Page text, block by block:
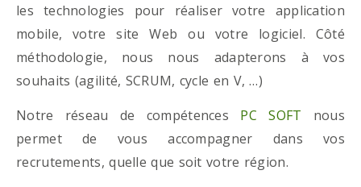
les technologies pour réaliser votre application
mobile, votre site Web ou votre logiciel. Côté
méthodologie, nous nous adapterons à vos
souhaits (agilité, SCRUM, cycle en V, …)
Notre réseau de compétences PC SOFT nous
permet de vous accompagner dans vos
recrutements, quelle que soit votre région.